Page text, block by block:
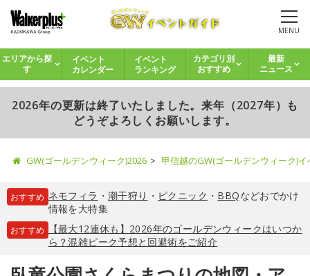
MENU
エリアから探
す
イベント
カレンダー
イベント
ランキング
カテゴリ別
おすすめ
最新
ニュース
2026年の更新は終了いたしました。来年（2027年）も
どうぞよろしくお願いします。
GW(ゴールデンウィーク)2026 甲信越のGW(ゴールデンウィーク)
おすすめ ネモフィラ ・ 潮干狩り ・ ピクニック ・ BBQなどおでかけ
情報を大特集
おすすめ
【最大12連休も】2026年のゴールデンウィークはいつか
ら？混雑ピーク予想と回避術をご紹介